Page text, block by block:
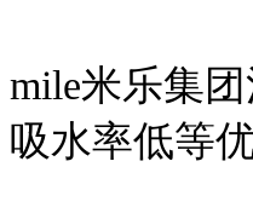
mile米乐集
吸水率低等优